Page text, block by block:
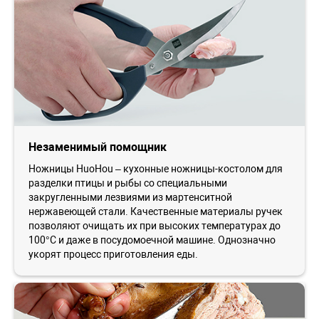
Незаменимый помощник
Ножницы HuoHou – кухонные ножницы-костолом для
разделки птицы и рыбы со специальными
закругленными лезвиями из мартенситной
нержавеющей стали. Качественные материалы ручек
позволяют очищать их при высоких температурах до
100°С и даже в посудомоечной машине. Однозначно
укорят процесс приготовления еды.